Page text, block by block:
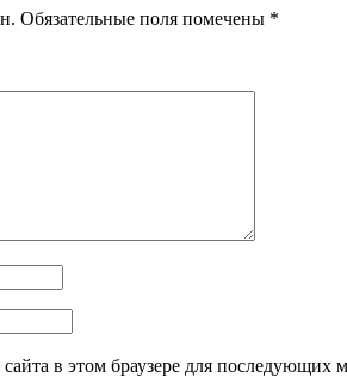
Обязательные поля помечены *
в этом браузере для последующих